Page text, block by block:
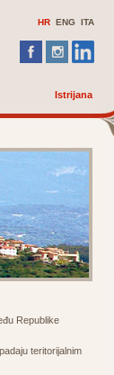
HR ENG ITA
Istrijana
Republike
teritorijalnim